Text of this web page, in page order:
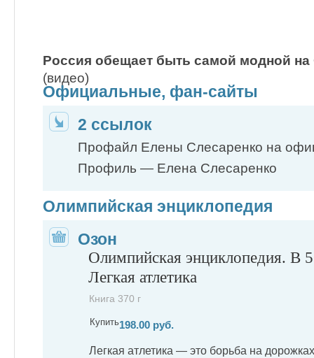
Россия обещает быть самой модной
(видео)
Официальные, фан-сайты
2 ссылок
Профайл Елены Слесаренко на
Профиль — Елена Слесаренко
Олимпийская энциклопедия
Озон
Олимпийская энциклопедия. В
Легкая атлетика
Книга 370 г
Купить198.00 руб.
Легкая атлетика — это борьба на